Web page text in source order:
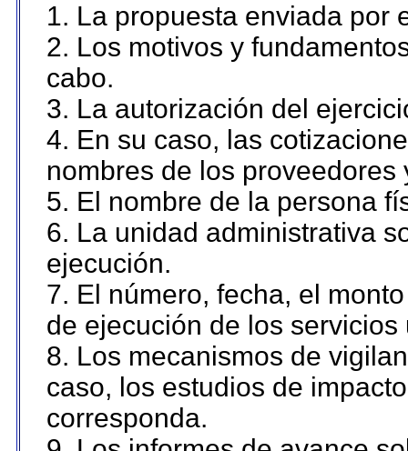
1. La propuesta enviada por
2. Los motivos y
cabo.
3. La autorización del
4. En su caso, las
nombres de los proveedores
5. El nombre de la persona
6. La unidad administrativa
ejecución.
7. El número, fecha, el
de ejecución de los servicios
8. Los mecanismos de
caso, los estudios de
corresponda.